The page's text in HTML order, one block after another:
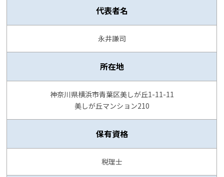
代表者名
永井謙司
所在地
神奈川県横浜市青葉区美しが丘1-11-11
美しが丘マンション210
保有資格
税理士